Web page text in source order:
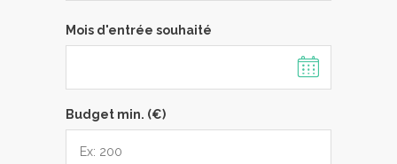
Mois d'entrée souhaité
Budget min. (€)